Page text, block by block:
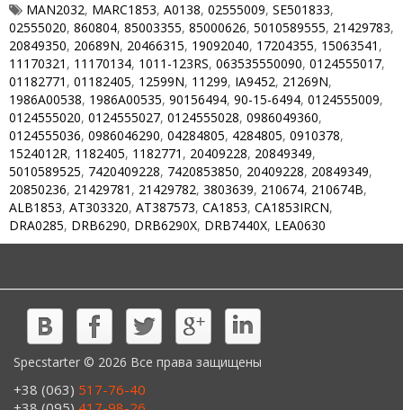
MAN2032, MARC1853, A0138, 02555009, SE501833,
02555020, 860804, 85003355, 85000626, 5010589555, 21429783,
20849350, 20689N, 20466315, 19092040, 17204355, 15063541 ,
11170321 , 11170134, 1011-123RS, 063535550090, 0124555017,
01182771 , 01182405, 12599N, 11299, IA9452, 21269N,
1986A00538, 1986A00535, 90156494, 90-15-6494, 0124555009,
0124555020, 0124555027, 0124555028, 0986049360,
0124555036, 0986046290, 04284805, 4284805, 0910378,
1524012R, 1182405, 1182771 , 20409228, 20849349,
5010589525, 7420409228, 7420853850, 20409228, 20849349,
20850236, 21429781 , 21429782, 3803639, 210674, 210674B,
ALB1853, AT303320, AT387573, CA1853, CA1853IRCN,
DRA0285, DRB6290, DRB6290X, DRB7440X, LEA0630
Specstarter © 2026 Все права защищены
+38 (063) 517-76-40